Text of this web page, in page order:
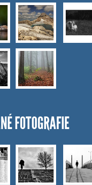
FOTOGRAFIE